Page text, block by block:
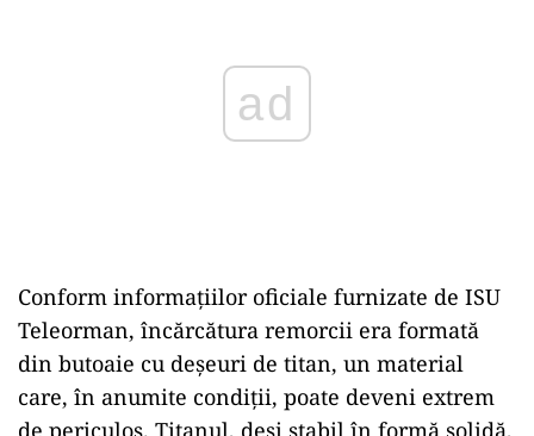
Conform informațiilor oficiale furnizate de ISU
Teleorman, încărcătura remorcii era formată
din butoaie cu deșeuri de titan, un material
care, în anumite condiții, poate deveni extrem
de periculos. Titanul, deși stabil în formă solidă,